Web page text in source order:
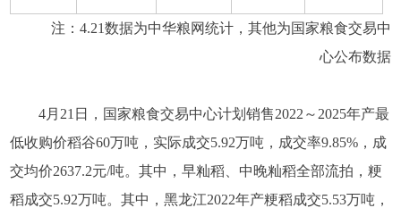
注：4.21数据为中华粮网统计，其他为国家粮食交易中
心公布数据
4月21日，国家粮食交易中心计划销售2022～2025年产最
低收购价稻谷60万吨，实际成交5.92万吨，成交率9.85%，成
交均价2637.2元/吨。其中，早籼稻、中晚籼稻全部流拍，粳
稻成交5.92万吨。其中，黑龙江2022年产粳稻成交5.53万吨，